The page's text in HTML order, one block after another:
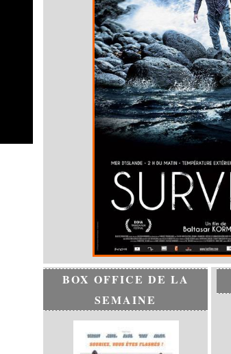
BOX OFFICE DE LA
SEMAINE